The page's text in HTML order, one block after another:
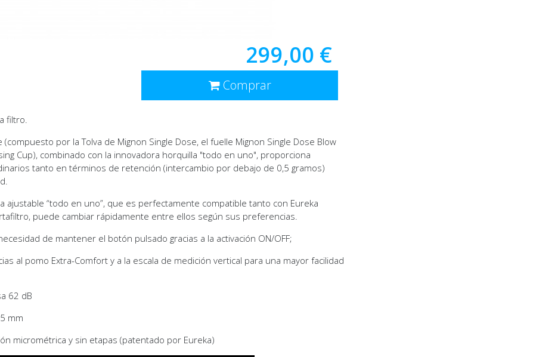
299,00 €
Comprar
filtro.
(compuesto por la Tolva de Mignon Single Dose, el fuelle Mignon Single Dose Blow
Cup), combinado con la innovadora horquilla "todo en uno", proporciona
tanto en términos de retención (intercambio por debajo de 0,5 gramos)
ajustable “todo en uno”, que es perfectamente compatible tanto con Eureka
puede cambiar rápidamente entre ellos según sus preferencias.
de mantener el botón pulsado gracias a la activación ON/OFF;
al pomo Extra-Comfort y a la escala de medición vertical para una mayor facilidad
62 dB
mm
micrométrica y sin etapas (patentado por Eureka)